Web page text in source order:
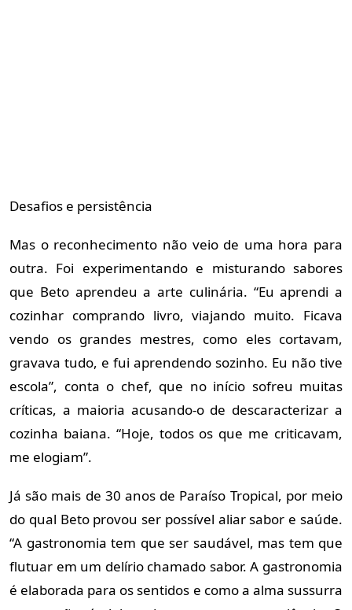
Desafios e persistência
Mas o reconhecimento não veio de uma hora para
outra. Foi experimentando e misturando sabores
que Beto aprendeu a arte culinária. “Eu aprendi a
cozinhar comprando livro, viajando muito. Ficava
vendo os grandes mestres, como eles cortavam,
gravava tudo, e fui aprendendo sozinho. Eu não tive
escola”, conta o chef, que no início sofreu muitas
críticas, a maioria acusando-o de descaracterizar a
cozinha baiana. “Hoje, todos os que me criticavam,
me elogiam”.
Já são mais de 30 anos de Paraíso Tropical, por meio
do qual Beto provou ser possível aliar sabor e saúde.
“A gastronomia tem que ser saudável, mas tem que
flutuar em um delírio chamado sabor. A gastronomia
é elaborada para os sentidos e como a alma sussurra